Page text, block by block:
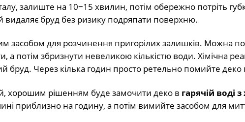
залиште на 10−15 хвилин, потім обережно потріть
видаляє бруд без ризику подряпати поверхню.
засобом для розчинення пригорілих залишків. Можна
а потім збризнути невеликою кількістю води. Хімічна
бруд. Через кілька годин просто ретельно помийте
хорошим рішенням буде замочити деко в гарячій воді
приблизно на годину, а потім вимийте засобом для